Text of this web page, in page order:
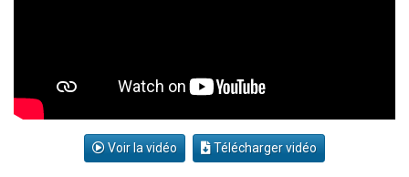
Voir la vidéo Télécharger vidéo